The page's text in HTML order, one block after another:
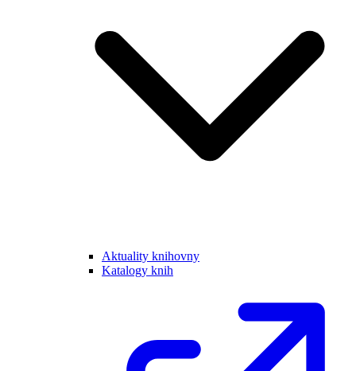
Aktuality knihovny
Katalogy knih